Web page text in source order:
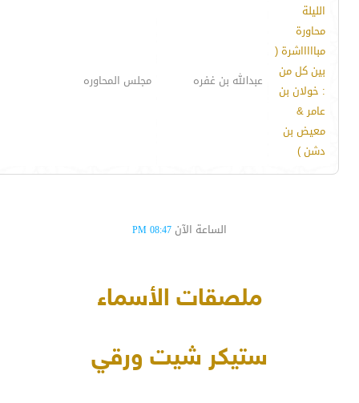
الليلة
محاورة
مباااااشرة (
بين كل من
: خولان بن
عامر &
معيض بن
دشن )
عبدالله بن غفره مجلس المحاوره
الساعة الآن 08:47 PM
ملصقات الأسماء
ستيكر شيت ورقي